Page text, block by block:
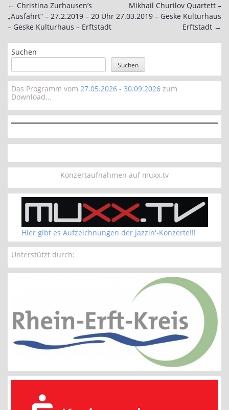
Post
navigation
← Christina Zurhausen’s
„Ausfahrt“ – 27.2.2019 – 20 Uhr
– Geske Kulturhaus – Erftstadt
Mikhail Churilov Quartett –
27.03.2019 – Geske Kulturhaus
Erftstadt →
Suchen
Suchen
Das Programm vom 27.05.2026 - 30.09.2026 zum
Download...
Konzertaufnahmen auf muxx.tv
Hier gibt es Aufzeichnungen der Jazzin'-Konzerte!!!
Unterstützt durch: